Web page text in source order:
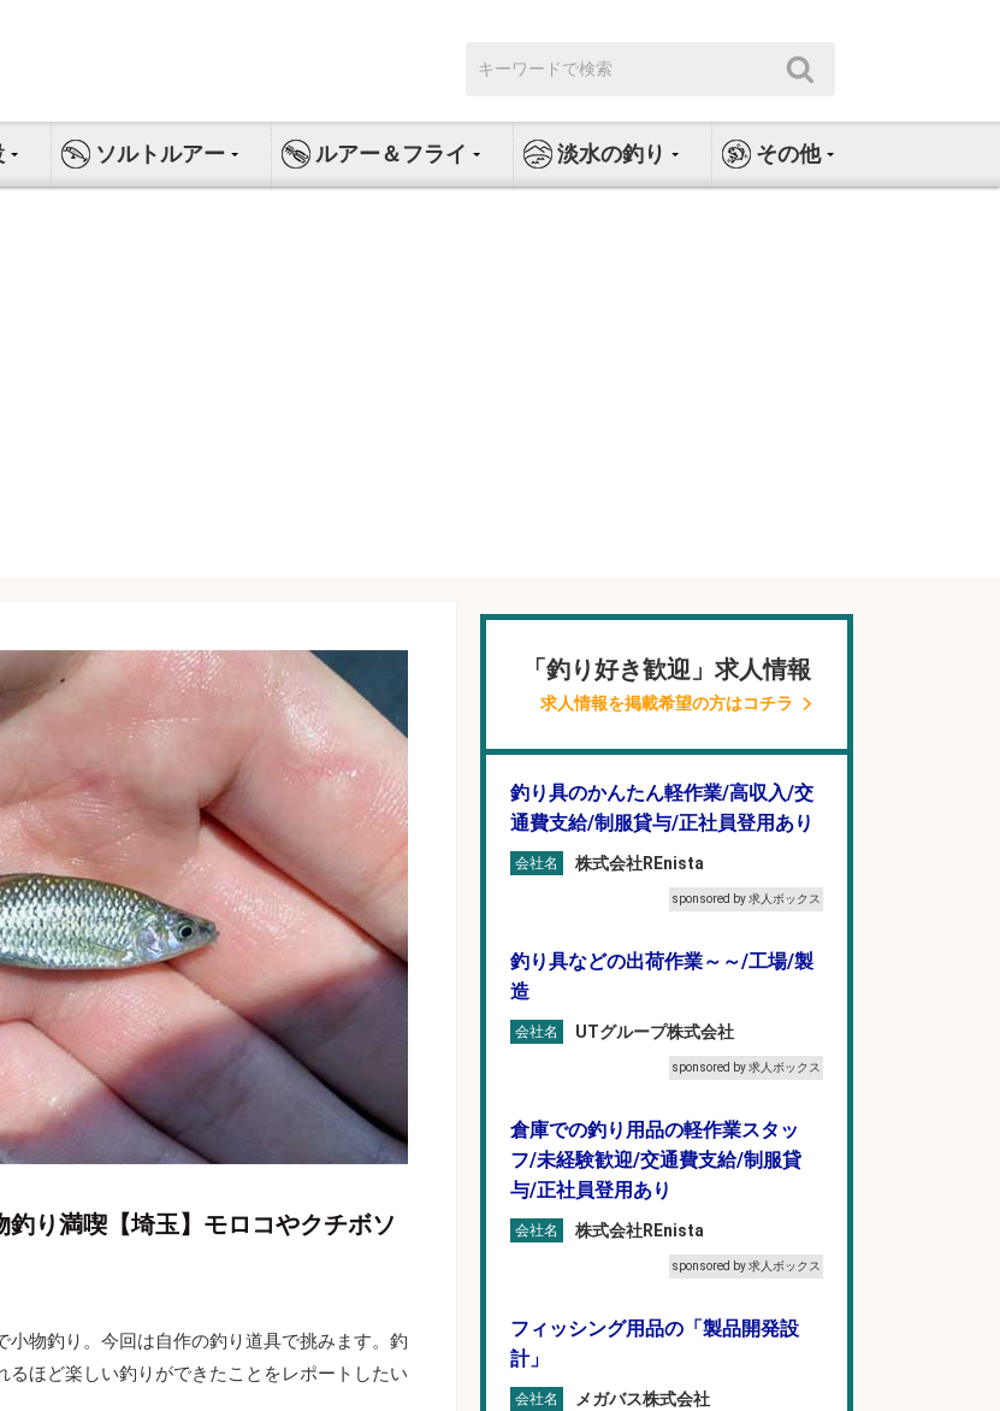
索:
ソルトルアー ルアー＆フライ 淡水の釣り その他
り満喫【埼玉】モロコやクチボソ
物釣り。今回は自作の釣り道具で挑みます。釣
ほど楽しい釣りができたことをレポートしたい
「釣り好き歓迎」求人情報
求人情報を掲載希望の方はコチラ
釣り具のかんたん軽作業/高収入/交
通費支給/制服貸与/正社員登用あり
会社名 株式会社REnista
sponsored by 求人ボックス
釣り具などの出荷作業～～/工場/製
造
会社名 UTグループ株式会社
sponsored by 求人ボックス
倉庫での釣り用品の軽作業スタッ
フ/未経験歓迎/交通費支給/制服貸
与/正社員登用あり
会社名 株式会社REnista
sponsored by 求人ボックス
フィッシング用品の「製品開発設
計」
会社名 メガバス株式会社